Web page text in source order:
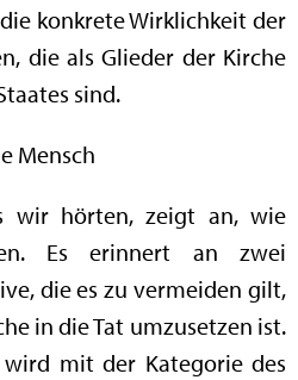
konkrete Wirklichkeit der
die als Glieder der Kirche
sind.
Mensch
wir hörten, zeigt an, wie
Es erinnert an zwei
die es zu vermeiden gilt,
in die Tat umzusetzen ist.
mit der Kategorie des